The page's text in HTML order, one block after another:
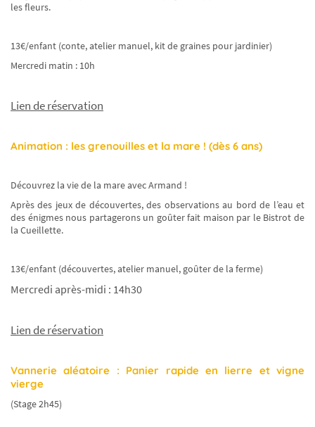
les fleurs.
13€/enfant (conte, atelier manuel, kit de graines pour jardinier)
Mercredi matin : 10h
Lien de réservation
Animation : les grenouilles et la mare ! (dès 6 ans)
Découvrez la vie de la mare avec Armand !
Après des jeux de découvertes, des observations au bord de l’eau et
des énigmes nous partagerons un goûter fait maison par le Bistrot de
la Cueillette.
13€/enfant (découvertes, atelier manuel, goûter de la ferme)
Mercredi après-midi : 14h30
Lien de réservation
Vannerie aléatoire : Panier rapide en lierre et vigne
vierge
(Stage 2h45)
Je m’inscris